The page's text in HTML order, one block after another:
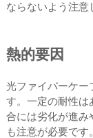
ならないよう注意
熱的要因
光ファイバーケー
す。一定の耐性は
合には劣化が進み
も注意が必要です。